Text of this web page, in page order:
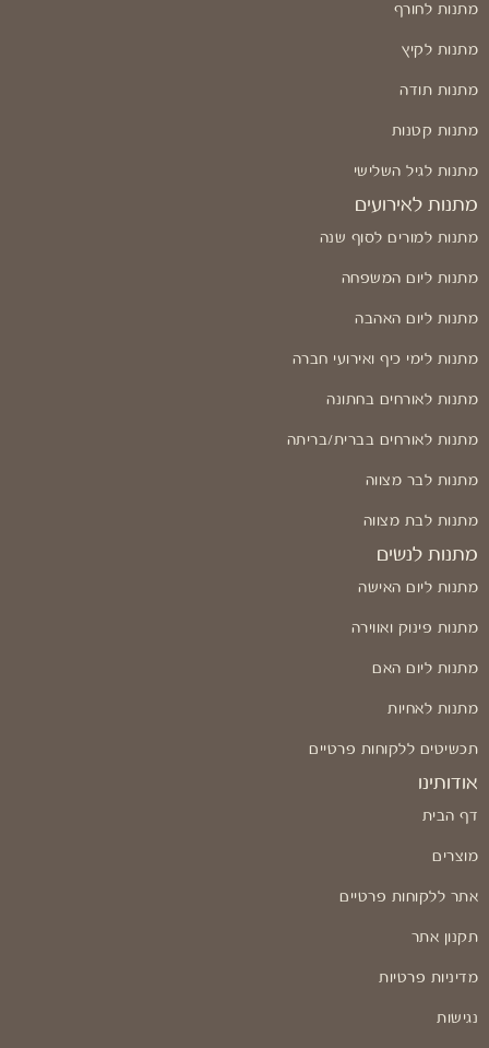
מתנות לחורף
מתנות לקיץ
מתנות תודה
מתנות קטנות
מתנות לגיל השלישי
מתנות לאירועים
מתנות למורים לסוף שנה
מתנות ליום המשפחה
מתנות ליום האהבה
מתנות לימי כיף ואירועי חברה
מתנות לאורחים בחתונה
מתנות לאורחים בברית/בריתה
מתנות לבר מצווה
מתנות לבת מצווה
מתנות לנשים
מתנות ליום האישה
מתנות פינוק ואווירה
מתנות ליום האם
מתנות לאחיות
תכשיטים ללקוחות פרטיים
אודותינו
דף הבית
מוצרים
אתר ללקוחות פרטיים
תקנון אתר
מדיניות פרטיות
נגישות